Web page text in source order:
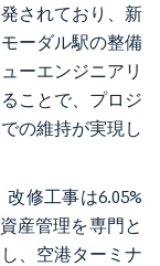
されており、新
ーダル駅の整備
ーエンジニアリ
ことで、プロジ
の維持が実現し
修工事は6.05%
産管理を専門と
、空港ターミナ